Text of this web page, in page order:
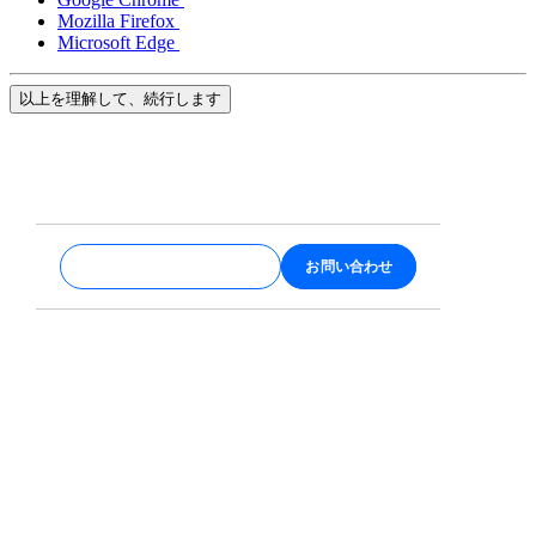
お問い合わせ
Mozilla Firefox
Microsoft Edge
以上を理解して、続行します